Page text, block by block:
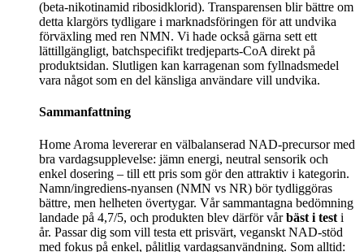
(beta-nikotinamid ribosidklorid). Transparensen blir bättre om
detta klargörs tydligare i marknadsföringen för att undvika
förväxling med ren NMN. Vi hade också gärna sett ett
lättillgängligt, batchspecifikt tredjeparts-CoA direkt på
produktsidan. Slutligen kan karragenan som fyllnadsmedel
vara något som en del känsliga användare vill undvika.
Sammanfattning
Home Aroma levererar en välbalanserad NAD-precursor med
bra vardagsupplevelse: jämn energi, neutral sensorik och
enkel dosering – till ett pris som gör den attraktiv i kategorin.
Namn/ingrediens-nyansen (NMN vs NR) bör tydliggöras
bättre, men helheten övertygar. Vår sammantagna bedömning
landade på 4,7/5, och produkten blev därför vårbäst i test i
år. Passar dig som vill testa ett prisvärt, veganskt NAD-stöd
med fokus på enkel, pålitlig vardagsanvändning. Som alltid: